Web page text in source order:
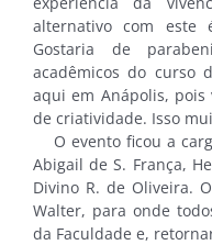
alternativo com este
Gostaria de
acadêmicos do curso
aqui em Anápolis, pois
de criatividade. Isso
O evento ficou a
Abigail de S. França,
Divino R. de Oliveira.
Walter, para onde
da Faculdade e,